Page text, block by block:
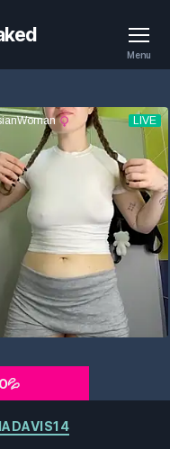
Menu